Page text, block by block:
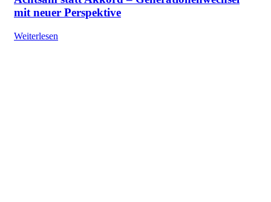
mit neuer Perspektive
Weiterlesen